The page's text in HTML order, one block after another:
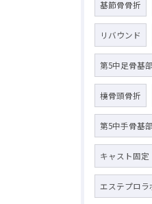
基節骨骨折
リバウンド
第5中足骨基
橈骨頭骨折
第5中手骨基
キャスト固定
エステプロラ